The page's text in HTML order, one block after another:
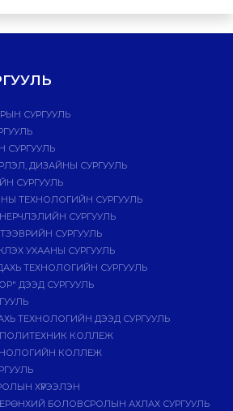
СУРГУУЛЬ
СУРГУУЛЬ
ДИЗАЙНЫ СУРГУУЛЬ
СУРГУУЛЬ
ТЕХНОЛОГИЙН СУРГУУЛЬ
СУРГУУЛЬ
СУРГУУЛЬ
УХААНЫ СУРГУУЛЬ
ТЕХНОЛОГИЙН СУРГУУЛЬ
ДЭЭД СУРГУУЛЬ
ТЕХНОЛОГИЙН ДЭЭД СУРГУУЛЬ
КОЛЛЕЖ
КОЛЛЕЖ
ХҮРЭЭЛЭН
БОЛОВСРОЛЫН АХЛАХ СУРГУУЛЬ